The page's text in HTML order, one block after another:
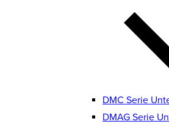
DMC Serie
DMAG Serie